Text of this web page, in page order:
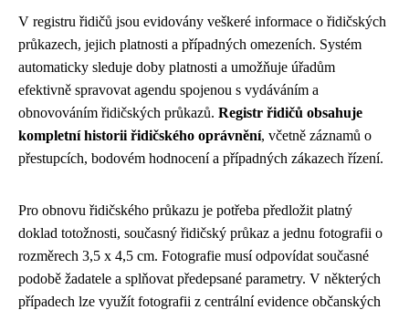
V registru řidičů jsou evidovány veškeré informace o řidičských
průkazech, jejich platnosti a případných omezeních. Systém
automaticky sleduje doby platnosti a umožňuje úřadům
efektivně spravovat agendu spojenou s vydáváním a
obnovováním řidičských průkazů. Registr řidičů obsahuje
kompletní historii řidičského oprávnění, včetně záznamů o
přestupcích, bodovém hodnocení a případných zákazech řízení.
Pro obnovu řidičského průkazu je potřeba předložit platný
doklad totožnosti, současný řidičský průkaz a jednu fotografii o
rozměrech 3,5 x 4,5 cm. Fotografie musí odpovídat současné
podobě žadatele a splňovat předepsané parametry. V některých
případech lze využít fotografii z centrální evidence občanských